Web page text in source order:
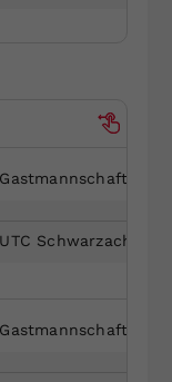
Gastmannschaft
UTC Schwarzach 1
Gastmannschaft